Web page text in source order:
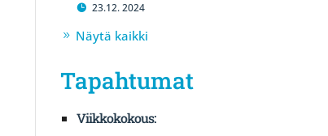
23.12. 2024
Näytä kaikki
Tapahtumat
Viikkokokous: